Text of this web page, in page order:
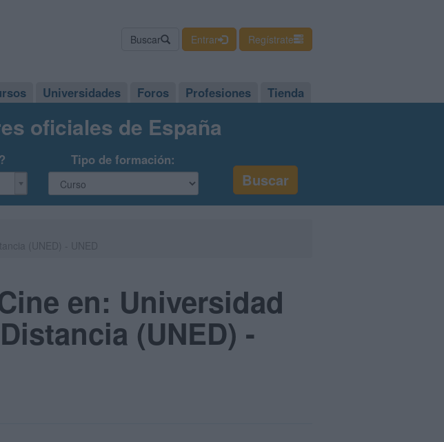
Buscar Entrar Regístrate
Universidades Foros Profesiones Tienda
oficiales de España
Tipo de formación:
en: Universidad
(UNED) -